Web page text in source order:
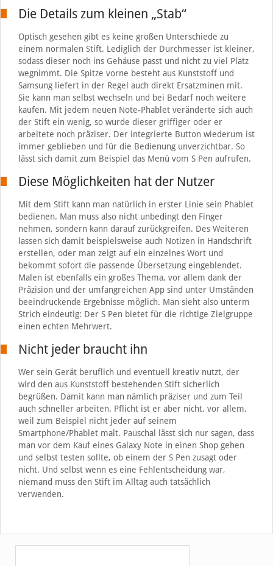
Die Details zum kleinen „Stab“
Optisch gesehen gibt es keine großen Unterschiede zu
einem normalen Stift. Lediglich der Durchmesser ist kleiner,
sodass dieser noch ins Gehäuse passt und nicht zu viel Platz
wegnimmt. Die Spitze vorne besteht aus Kunststoff und
Samsung liefert in der Regel auch direkt Ersatzminen mit.
Sie kann man selbst wechseln und bei Bedarf noch weitere
kaufen. Mit jedem neuen Note-Phablet veränderte sich auch
der Stift ein wenig, so wurde dieser griffiger oder er
arbeitete noch präziser. Der integrierte Button wiederum ist
immer geblieben und für die Bedienung unverzichtbar. So
lässt sich damit zum Beispiel das Menü vom S Pen aufrufen.
Diese Möglichkeiten hat der Nutzer
Mit dem Stift kann man natürlich in erster Linie sein Phablet
bedienen. Man muss also nicht unbedingt den Finger
nehmen, sondern kann darauf zurückgreifen. Des Weiteren
lassen sich damit beispielsweise auch Notizen in Handschrift
erstellen, oder man zeigt auf ein einzelnes Wort und
bekommt sofort die passende Übersetzung eingeblendet.
Malen ist ebenfalls ein großes Thema, vor allem dank der
Präzision und der umfangreichen App sind unter Umständen
beeindruckende Ergebnisse möglich. Man sieht also unterm
Strich eindeutig: Der S Pen bietet für die richtige Zielgruppe
einen echten Mehrwert.
Nicht jeder braucht ihn
Wer sein Gerät beruflich und eventuell kreativ nutzt, der
wird den aus Kunststoff bestehenden Stift sicherlich
begrüßen. Damit kann man nämlich präziser und zum Teil
auch schneller arbeiten. Pflicht ist er aber nicht, vor allem,
weil zum Beispiel nicht jeder auf seinem
Smartphone/Phablet malt. Pauschal lässt sich nur sagen, dass
man vor dem Kauf eines Galaxy Note in einen Shop gehen
und selbst testen sollte, ob einem der S Pen zusagt oder
nicht. Und selbst wenn es eine Fehlentscheidung war,
niemand muss den Stift im Alltag auch tatsächlich
verwenden.